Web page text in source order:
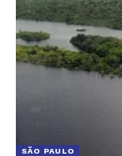
SÃO PAULO